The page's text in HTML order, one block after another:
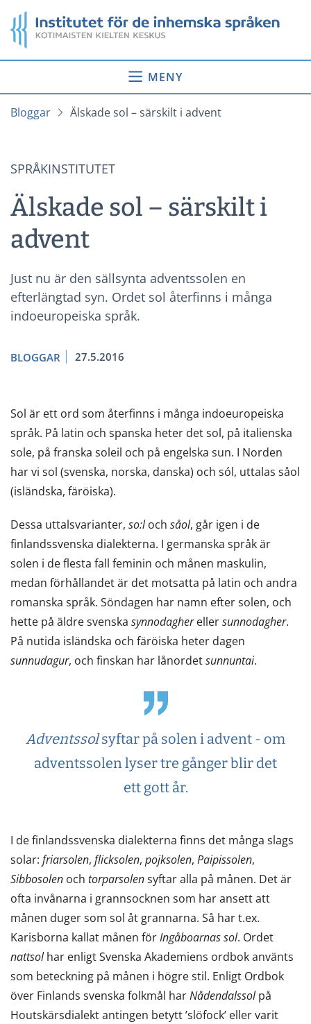
till
innehåll
Startsida
MENY
Bloggar Älskade sol – särskilt i advent
SPRÅKINSTITUTET
Älskade sol – särskilt i
advent
Just nu är den sällsynta adventssolen en
efterlängtad syn. Ordet sol återfinns i många
indoeuropeiska språk.
BLOGGAR 27.5.2016
Sol är ett ord som återfinns i många indoeuropeiska
språk. På latin och spanska heter det sol, på italienska
sole, på franska soleil och på engelska sun. I Norden
har vi sol (svenska, norska, danska) och sól, uttalas såol
(isländska, färöiska).
Dessa uttalsvarianter, so:loch såol, går igen i de
finlandssvenska dialekterna. I germanska språk är
solen i de flesta fall feminin och månen maskulin,
medan förhållandet är det motsatta på latin och andra
romanska språk. Söndagen har namn efter solen, och
hette på äldre svenska synnodagherellersunnodagher.
På nutida isländska och färöiska heter dagen
sunnudagur, och finskan har lånordetsunnuntai.
Adventssolsyftar på solen i advent - om
adventssolen lyser tre gånger blir det
ett gott år.
I de finlandssvenska dialekterna finns det många slags
solar: friarsolen, flicksolen, pojksolen, Paipissolen,
Sibbosolen och torparsolensyftar alla på månen. Det är
ofta invånarna i grannsocknen som har ansett att
månen duger som sol åt grannarna. Så har t.ex.
Karisborna kallat månen förIngåboarnas sol. Ordet
nattsolhar enligt Svenska Akademiens ordbok använts
som beteckning på månen i högre stil. Enligt Ordbok
över Finlands svenska folkmål harNådendalssolpå
Houtskärsdialekt antingen betytt ’slöfock’ eller varit